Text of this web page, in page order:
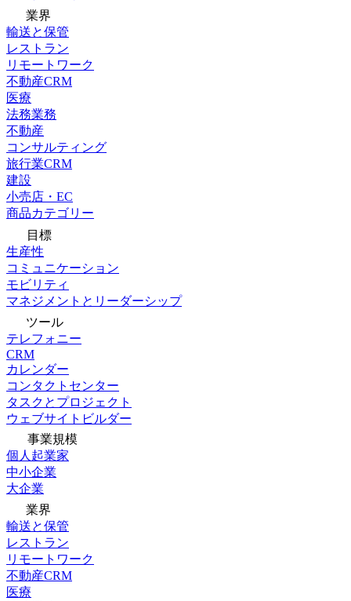
業界
輸送と保管
レストラン
リモートワーク
不動産CRM
医療
法務業務
不動産
コンサルティング
旅行業CRM
建設
小売店・EC
商品カテゴリー
目標
生産性
コミュニケーション
モビリティ
マネジメントとリーダーシップ
ツール
テレフォニー
CRM
カレンダー
コンタクトセンター
タスクとプロジェクト
ウェブサイトビルダー
事業規模
個人起業家
中小企業
大企業
業界
輸送と保管
レストラン
リモートワーク
不動産CRM
医療